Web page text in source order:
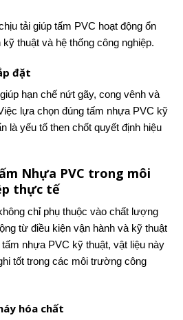
tải giúp tấm PVC hoạt động ổn
thuật và hệ thống công nghiệp.
đặt
hạn chế nứt gãy, cong vênh và
lựa chọn đúng tấm nhựa PVC kỹ
là yếu tố then chốt quyết định hiệu
Nhựa PVC trong môi
thực tế
chỉ phụ thuộc vào chất lượng
từ điều kiện vận hành và kỹ thuật
nhựa PVC kỹ thuật, vật liệu này
tốt trong các môi trường công
hóa chất